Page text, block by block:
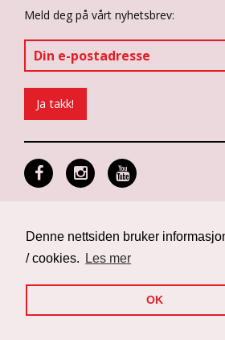
Denne nettsiden bruker
/ cookies.
Les mer
OK
Meld deg på vårt nyhetsbrev:
Design: Differ Media
Web: Noop